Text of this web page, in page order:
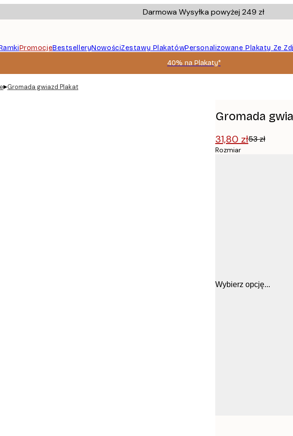
Darmowa Wysyłka powyżej 249 zł
PromocjeBestselleryNowościZestawy PlakatówPersonalizowane Plakaty Ze
40% na Plakaty*
▸Gromada gwiazd Plakat
Gromada
31,80 zł53 zł
Rozmiar
Wybierz opcję...